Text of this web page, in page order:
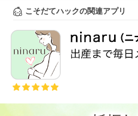
こそだてハックの関連アプリ